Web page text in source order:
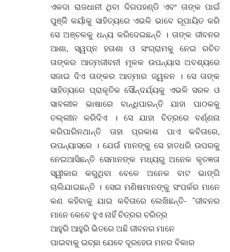
ଏକଦା ରାଜଧାନୀ ଥିବା ଦିଗପହଣ୍ଡି ଏବଂ ତାଙ୍କ ପାଇଁ
ପୁଞ୍ଜିି କୟାଁକୁ ସାହିତ୍ୟରେ ଏଭଳି ଭାବେ ରୂପାୟିତ କରି
ସେ ଅଞ୍ଚଳକୁ ଧନ୍ୟ କରିଦେଇଛନ୍ତି । ତାଙ୍କ ଜୀବନର
ଆଶା, ସ୍ୱପ୍ନ ହତାଶା ଓ ସଂଗ୍ରାମକୁ ନେଇ ରଚିତ
ତାଙ୍କର ଆତ୍ମଜୀବନୀ ମୂଳକ ଉପନ୍ୟାସ ଅବଶ୍ୟରେ
ସଜାଇ ଦିଏ ତାଙ୍କର ଆତ୍ମାର ଜ୍ୱଳନ । ସେ ତାଙ୍କ
ସାହିତ୍ୟରେ ପ୍ରାକୃତିକ ସୌନ୍ଦର୍ଯ୍ୟକୁ ଏଭଳି ସରଳ ଓ
ସାବଲୀଳ ଭାଷାରେ ବାନ୍ଧିପାରନ୍ତି ଯାହା ପାଠକକୁ
ତଲ୍ଲୀନ କରିଦିଏ । ସେ ଯାହା ଚିତ୍ରରେ ବର୍ଣ୍ଣନା
କରିପାରିନଥାନ୍ତି ତାହା ପ୍ରକାଶ ପାଏ କବିତାରେ,
ଉପନ୍ୟାସରେ । ଯେଉଁ ମାନଙ୍କୁ ସେ ହାତଧରି ଉପରକୁ
ନେଇଆସିଛନ୍ତି ସେମାନଙ୍କ ମଧ୍ୟରୁ ଅନେକ କୃତଜ୍ଞତା
ସ୍ୱୀକାର କରୁଥିବା ବେଳେ ଅନେକ ବାଟ ଭାଙ୍ଗି
ଚାଲିଯାଇଛନ୍ତି । ସେଇ ମଣିଷମାନଙ୍କୁ ସଂପର୍କର ମାନେ
କଣ କହିବାକୁ ଯାଇ କବିତାରେ ଲେଖିଛନ୍ତି- “ଜୀବନର
ମାନେ କେବେ ହୁଏ ନାହିଁ ଚିତ୍ରର ଚରିତ୍ର
ଆହୁରି ଆହୁରି ଭିତରେ ଅଛି ଜୀବନର ମାନେ
ପାଇବାକୁ ଇଚ୍ଛା ଯେବେ ଦୂରହେଉ ମନର ବିକାର